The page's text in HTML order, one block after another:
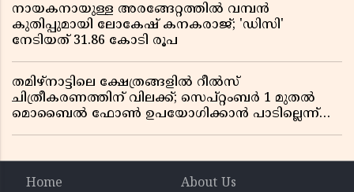
നായകനായുള്ള അരങ്ങേറ്റത്തിൽ വമ്പൻ
കുതിപ്പുമായി ലോകേഷ് കനകരാജ്; 'ഡിസി'
നേടിയത് 31.86 കോടി രൂപ
തമിഴ്‌നാട്ടിലെ ക്ഷേത്രങ്ങളിൽ റീൽസ്
ചിത്രീകരണത്തിന് വിലക്ക്; സെപ്റ്റംബർ 1 മുതൽ
മൊബൈൽ ഫോൺ ഉപയോഗിക്കാൻ പാടില്ലെന്ന്
Home
About Us